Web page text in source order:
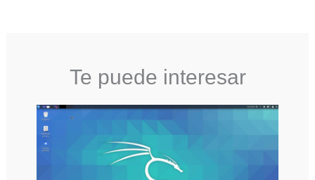
Te puede interesar